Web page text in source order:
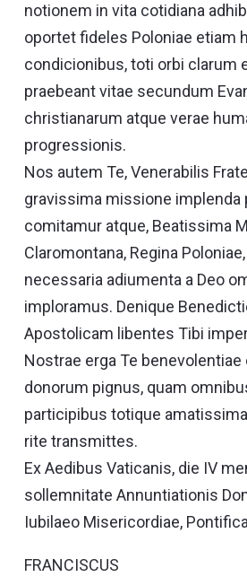
notionem in vita cotidiana
oportet fideles Poloniae etiam
condicionibus, toti orbi clarum
praebeant vitae secundum
christianarum atque verae
progressionis.
Nos autem Te, Venerabilis
gravissima missione implenda
comitamur atque, Beatissima
Claromontana, Regina
necessaria adiumenta a Deo
imploramus. Denique
Apostolicam libentes Tibi
Nostrae erga Te
donorum pignus, quam
participibus totique
rite transmittes.
Ex Aedibus Vaticanis, die IV
sollemnitate Annuntiationis
Iubilaeo Misericordiae,
FRANCISCUS